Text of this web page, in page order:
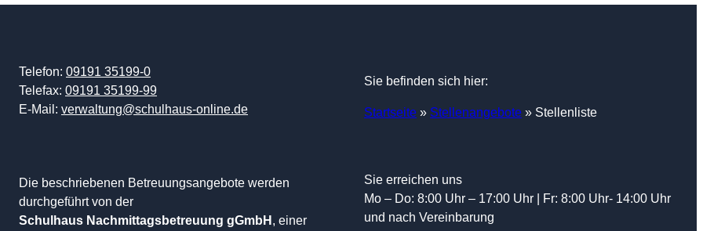
Telefon: 09191 35199-0
Telefax: 09191 35199-99
E-Mail: verwaltung@schulhaus-online.de
Sie befinden sich hier:
Startseite » Stellenangebote » Stellenliste
Die beschriebenen Betreuungsangebote werden
durchgeführt von der
Schulhaus Nachmittagsbetreuung gGmbH , einer
Sie erreichen uns
Mo – Do: 8:00 Uhr – 17:00 Uhr | Fr: 8:00 Uhr- 14:00 Uhr
und nach Vereinbarung